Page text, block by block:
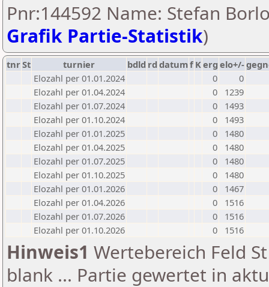
Pnr:144592 Name: Stefan
Grafik Partie-Statistik)
tnrSt turnier bdld rd datumf Kerg elo+/-
Elozahl per 01.01.2024
0
0
Elozahl per 01.04.2024
0
1239
Elozahl per 01.07.2024
0
1493
Elozahl per 01.10.2024
0
1493
Elozahl per 01.01.2025
0
1480
Elozahl per 01.04.2025
0
1480
Elozahl per 01.07.2025
0
1480
Elozahl per 01.10.2025
0
1480
Elozahl per 01.01.2026
0
1467
Elozahl per 01.04.2026
0
1516
Elozahl per 01.07.2026
0
1516
Elozahl per 01.10.2026
0 1516
Hinweis1 Wertebereich Feld
blank ... Partie gewertet in